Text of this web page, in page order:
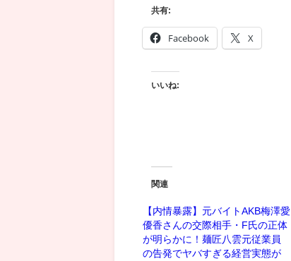
共有:
Facebook X
いいね:
関連
【内情暴露】元バイトAKB梅澤愛
優香さんの交際相手・F氏の正体
が明らかに！麺匠八雲元従業員
の告発でヤバすぎる経営実態が